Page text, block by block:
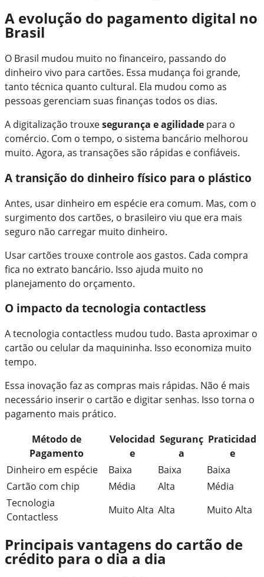
A evolução do pagamento digital no
Brasil
O Brasil mudou muito no financeiro, passando do
dinheiro vivo para cartões. Essa mudança foi grande,
tanto técnica quanto cultural. Ela mudou como as
pessoas gerenciam suas finanças todos os dias.
A digitalização trouxesegurança e agilidade para o
comércio. Com o tempo, o sistema bancário melhorou
muito. Agora, as transações são rápidas e confiáveis.
A transição do dinheiro físico para o plástico
Antes, usar dinheiro em espécie era comum. Mas, com o
surgimento dos cartões, o brasileiro viu que era mais
seguro não carregar muito dinheiro.
Usar cartões trouxe controle aos gastos. Cada compra
fica no extrato bancário. Isso ajuda muito no
planejamento do orçamento.
O impacto da tecnologia contactless
A tecnologia contactless mudou tudo. Basta aproximar o
cartão ou celular da maquininha. Isso economiza muito
tempo.
Essa inovação faz as compras mais rápidas. Não é mais
necessário inserir o cartão e digitar senhas. Isso torna o
pagamento mais prático.
Método de
Pagamento
Velocidad
e
Seguranç
a
Praticidad
e
Dinheiro em espécie
Baixa Baixa
Baixa
Cartão com chip
Média Alta
Média
Tecnologia
Contactless
Muito Alta Alta Muito Alta
Principais vantagens do cartão de
crédito para o dia a dia